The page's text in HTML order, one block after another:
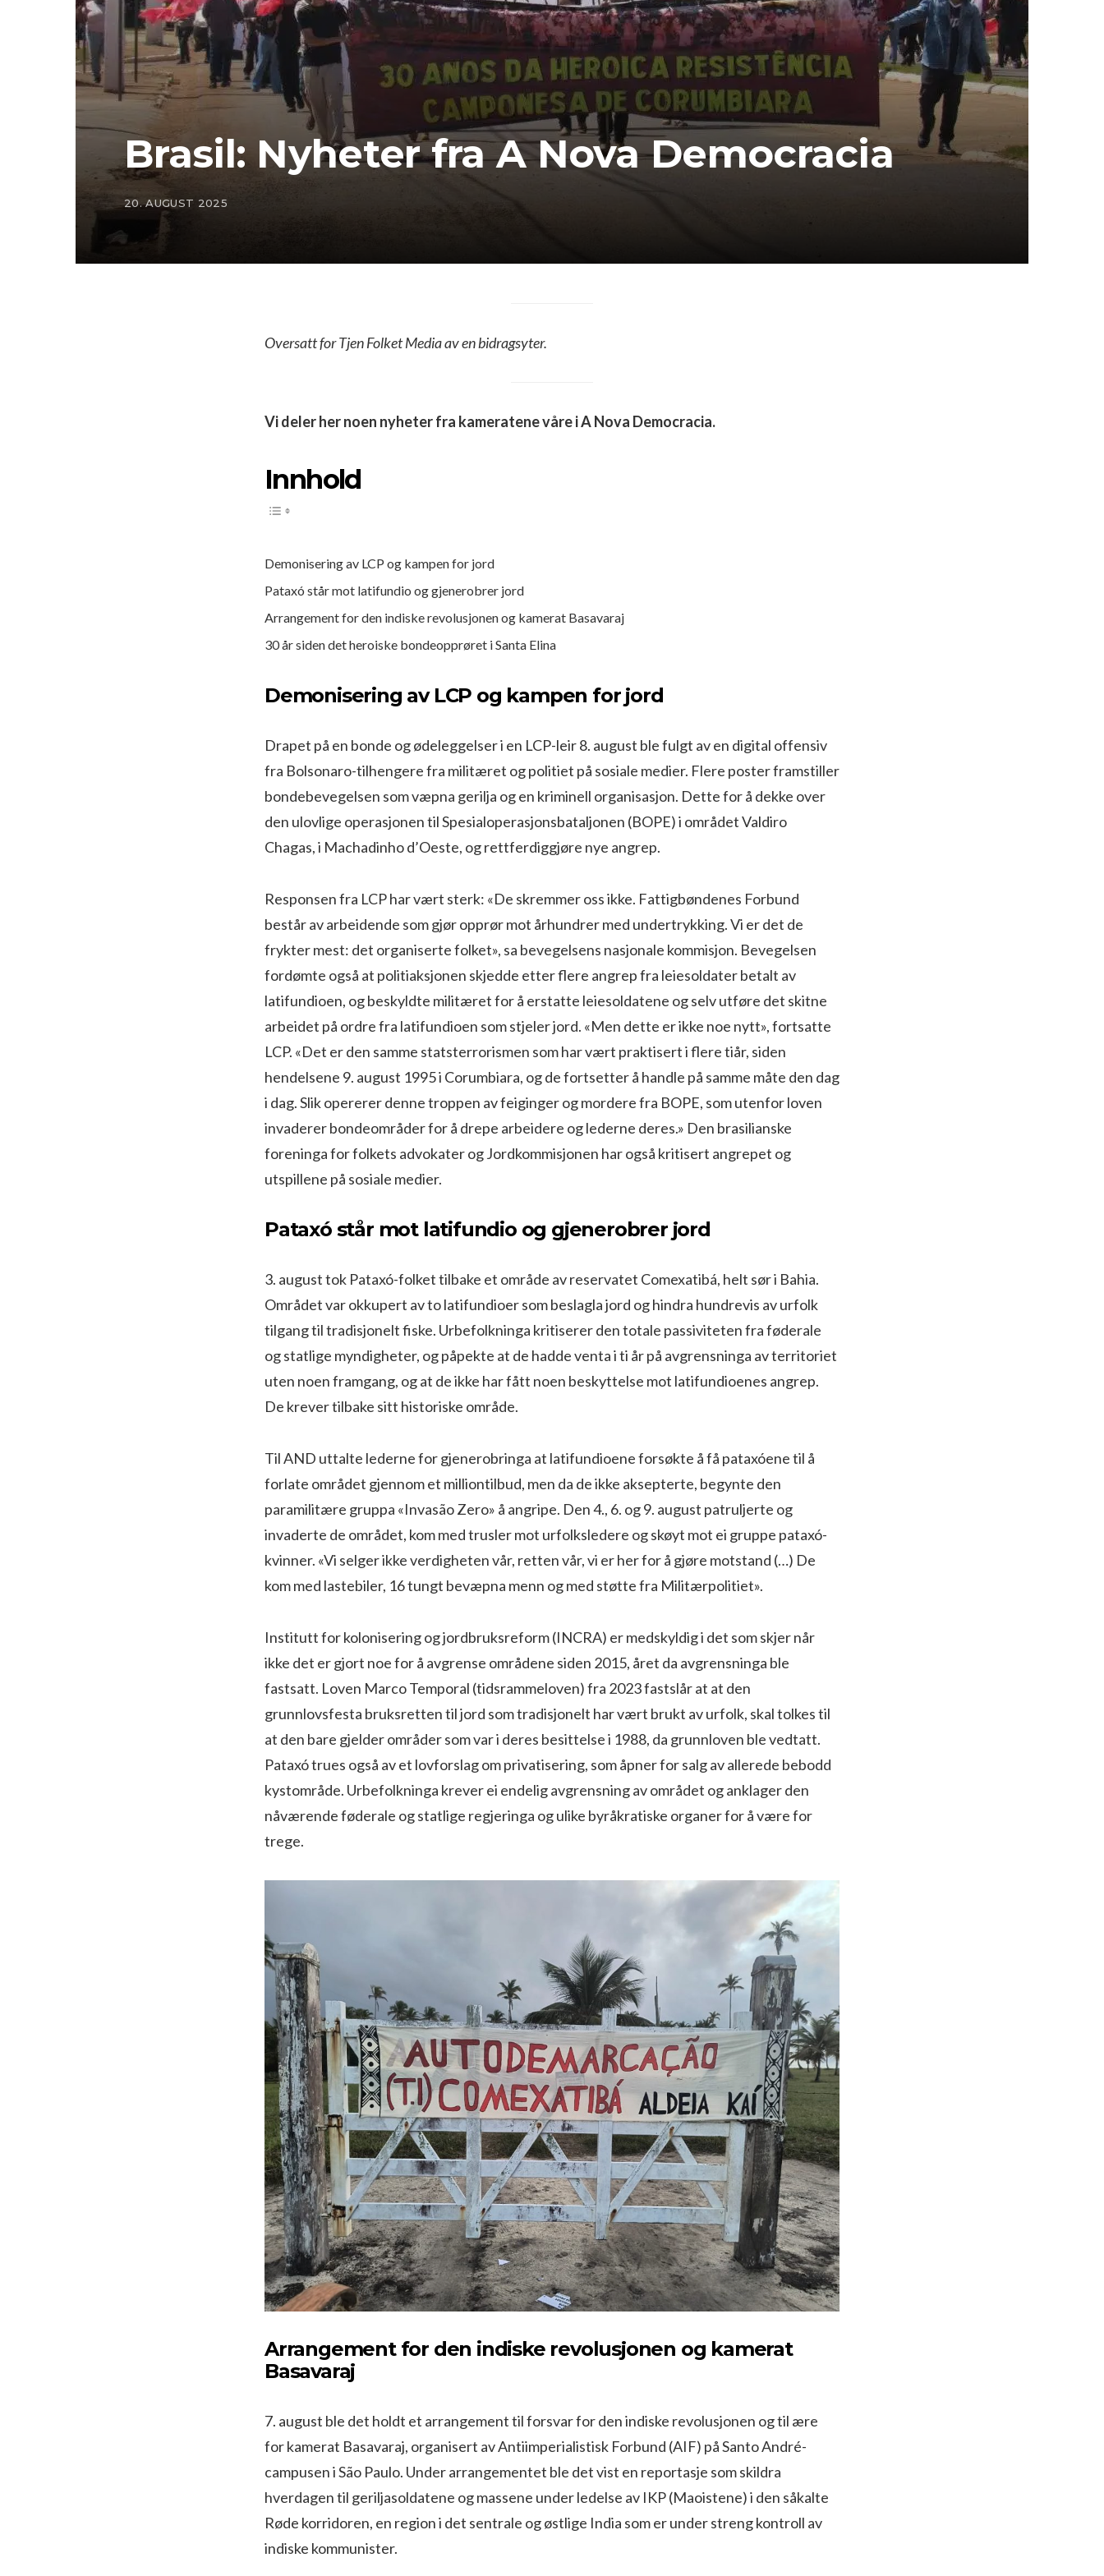
Brasil: Nyheter fra A Nova Democracia
20. AUGUST 2025
Oversatt for Tjen Folket Media av en bidragsyter.
Vi deler her noen nyheter fra kameratene våre i A Nova Democracia.
Innhold
Demonisering av LCP og kampen for jord
Pataxó står mot latifundio og gjenerobrer jord
Arrangement for den indiske revolusjonen og kamerat Basavaraj
30 år siden det heroiske bondeopprøret i Santa Elina
Demonisering av LCP og kampen for jord
Drapet på en bonde og ødeleggelser i en LCP-leir 8. august ble fulgt av en digital offensiv
fra Bolsonaro-tilhengere fra militæret og politiet på sosiale medier. Flere poster framstiller
bondebevegelsen som væpna gerilja og en kriminell organisasjon. Dette for å dekke over
den ulovlige operasjonen til Spesialoperasjonsbataljonen (BOPE) i området Valdiro
Chagas, i Machadinho d’Oeste, og rettferdiggjøre nye angrep.
Responsen fra LCP har vært sterk: «De skremmer oss ikke. Fattigbøndenes Forbund
består av arbeidende som gjør opprør mot århundrer med undertrykking. Vi er det de
frykter mest: det organiserte folket», sa bevegelsens nasjonale kommisjon. Bevegelsen
fordømte også at politiaksjonen skjedde etter flere angrep fra leiesoldater betalt av
latifundioen, og beskyldte militæret for å erstatte leiesoldatene og selv utføre det skitne
arbeidet på ordre fra latifundioen som stjeler jord. «Men dette er ikke noe nytt», fortsatte
LCP. «Det er den samme statsterrorismen som har vært praktisert i flere tiår, siden
hendelsene 9. august 1995 i Corumbiara, og de fortsetter å handle på samme måte den dag
i dag. Slik opererer denne troppen av feiginger og mordere fra BOPE, som utenfor loven
invaderer bondeområder for å drepe arbeidere og lederne deres.» Den brasilianske
foreninga for folkets advokater og Jordkommisjonen har også kritisert angrepet og
utspillene på sosiale medier.
Pataxó står mot latifundio og gjenerobrer jord
3. august tok Pataxó-folket tilbake et område av reservatet Comexatibá, helt sør i Bahia.
Området var okkupert av to latifundioer som beslagla jord og hindra hundrevis av urfolk
tilgang til tradisjonelt fiske. Urbefolkninga kritiserer den totale passiviteten fra føderale
og statlige myndigheter, og påpekte at de hadde venta i ti år på avgrensninga av territoriet
uten noen framgang, og at de ikke har fått noen beskyttelse mot latifundioenes angrep.
De krever tilbake sitt historiske område.
Til AND uttalte lederne for gjenerobringa at latifundioene forsøkte å få pataxóene til å
forlate området gjennom et milliontilbud, men da de ikke aksepterte, begynte den
paramilitære gruppa «Invasão Zero» å angripe. Den 4., 6. og 9. august patruljerte og
invaderte de området, kom med trusler mot urfolksledere og skøyt mot ei gruppe pataxó-
kvinner. «Vi selger ikke verdigheten vår, retten vår, vi er her for å gjøre motstand (…) De
kom med lastebiler, 16 tungt bevæpna menn og med støtte fra Militærpolitiet».
Institutt for kolonisering og jordbruksreform (INCRA) er medskyldig i det som skjer når
ikke det er gjort noe for å avgrense områdene siden 2015, året da avgrensninga ble
fastsatt. Loven Marco Temporal (tidsrammeloven) fra 2023 fastslår at at den
grunnlovsfesta bruksretten til jord som tradisjonelt har vært brukt av urfolk, skal tolkes til
at den bare gjelder områder som var i deres besittelse i 1988, da grunnloven ble vedtatt.
Pataxó trues også av et lovforslag om privatisering, som åpner for salg av allerede bebodd
kystområde. Urbefolkninga krever ei endelig avgrensning av området og anklager den
nåværende føderale og statlige regjeringa og ulike byråkratiske organer for å være for
trege.
Arrangement for den indiske revolusjonen og kamerat
Basavaraj
7. august ble det holdt et arrangement til forsvar for den indiske revolusjonen og til ære
for kamerat Basavaraj, organisert av Antiimperialistisk Forbund (AIF) på Santo André-
campusen i São Paulo. Under arrangementet ble det vist en reportasje som skildra
hverdagen til geriljasoldatene og massene under ledelse av IKP (Maoistene) i den såkalte
Røde korridoren, en region i det sentrale og østlige India som er under streng kontroll av
indiske kommunister.